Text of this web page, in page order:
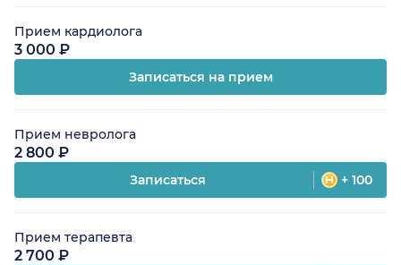
Прием кардиолога
3 000 ₽
Записаться на прием
Прием невролога
2 800 ₽
Записаться + 100
Прием терапевта
2 700 ₽